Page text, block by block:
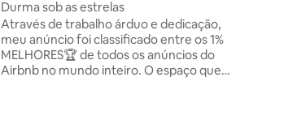
o
Durma sob as estrelas
Através de trabalho árduo e dedicação,
meu anúncio foi classificado entre os 1%
MELHORES🏆 de todos os anúncios do
Airbnb no mundo inteiro. O espaço que